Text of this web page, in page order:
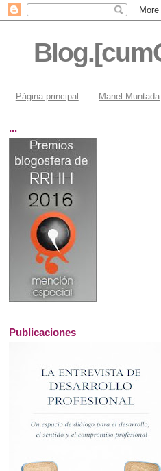
Página principal Manel Muntada
...
Publicaciones